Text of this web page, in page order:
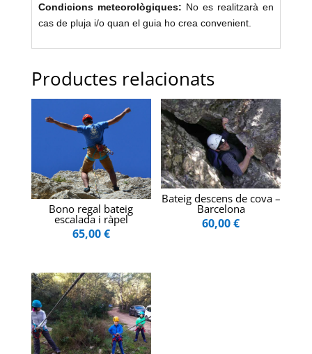
Condicions meteorològiques: No es realitzarà en
cas de pluja i/o quan el guia ho crea convenient.
Productes relacionats
Bono regal bateig
escalada i ràpel
65,00€
Bateig descens de cova –
Barcelona
60,00€